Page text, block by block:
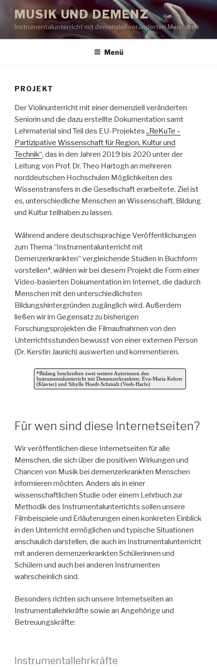
Inhalt
springen
MUSIK UND DEMENZ
Instrumentalunterricht mit demenziell veränderten Menschen
Menü
PROJEKT
Der Violinunterricht mit einer demenziell veränderten
Seniorin und die dazu erstellte Dokumentation samt
Lehrmaterial sind Teil des EU-Projektes „ReKuTe –
Partizipative Wissenschaft für Region, Kultur und
Technik“, das in den Jahren 2019 bis 2020 unter der
Leitung von Prof. Dr. Theo Hartogh an mehreren
norddeutschen Hochschulen Möglichkeiten des
Wissenstransfers in die Gesellschaft erarbeitete. Ziel ist
es, unterschiedliche Menschen an Wissenschaft, Bildung
und Kultur teilhaben zu lassen.
Während andere deutschsprachige Veröffentlichungen
zum Thema “Instrumentalunterricht mit
Demenzerkrankten” vergleichende Studien in Buchform
vorstellen*, wählen wir bei diesem Projekt die Form einer
Video-basierten Dokumentation im Internet, die dadurch
Menschen mit den unterschiedlichsten
Bildungshintergründen zugänglich wird. Außerdem
ließen wir im Gegensatz zu bisherigen
Forschungsprojekten die Filmaufnahmen von den
Unterrichtsstunden bewusst von einer externen Person
(Dr. Kerstin Jaunich) auswerten und kommentieren.
*Bislang beschreiben zwei weitere Autorinnen den
Instrumentalunterricht mit Demenzerkrankten: Eva-Maria Kehrer
(Klavier) und Sibylle Hoedt-Schmidt (Veeh-Harfe)
Für wen sind diese Internetseiten?
Wir veröffentlichen diese Internetseiten für alle
Menschen, die sich über die positiven Wirkungen und
Chancen von Musik bei demenzerkrankten Menschen
informieren möchten. Anders als in einer
wissenschaftlichen Studie oder einem Lehrbuch zur
Methodik des Instrumentalunterrichts sollen unsere
Filmbeispiele und Erläuterungen einen konkreten Einblick
in den Unterricht ermöglichen und typische Situationen
anschaulich darstellen, die auch im Instrumentalunterricht
mit anderen demenzerkrankten Schülerinnen und
Schülern und auch bei anderen Instrumenten
wahrscheinlich sind.
Besonders richten sich unsere Internetseiten an
Instrumentallehrkräfte sowie an Angehörige und
Betreuungskräfte:
Instrumentallehrkräfte